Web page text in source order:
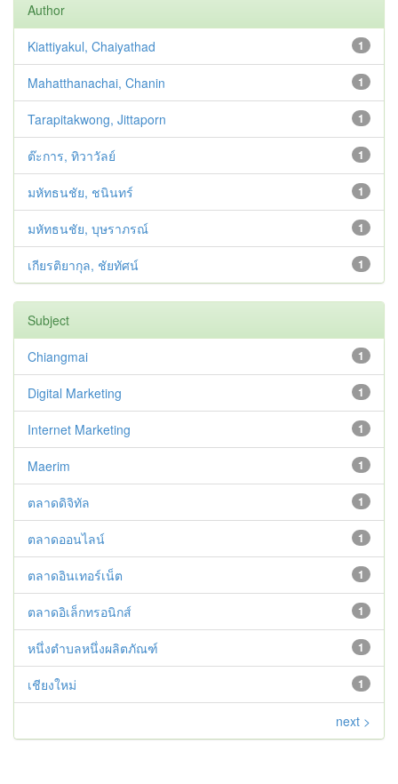
Author
1
Kiattiyakul, Chaiyathad
1
Mahatthanachai, Chanin
1
Tarapitakwong, Jittaporn
1
ต๊ะการ, ทิวาวัลย์
1
มหัทธนชัย, ชนินทร์
1
มหัทธนชัย, บุษราภรณ์
1
เกียรติยากุล, ชัยทัศน์
Subject
1
Chiangmai
1
Digital Marketing
1
Internet Marketing
1
Maerim
1
ตลาดดิจิทัล
1
ตลาดออนไลน์
1
ตลาดอินเทอร์เน็ต
1
ตลาดอิเล็กทรอนิกส์
1
หนึ่งตำบลหนึ่งผลิตภัณฑ์
1
เชียงใหม่
next >